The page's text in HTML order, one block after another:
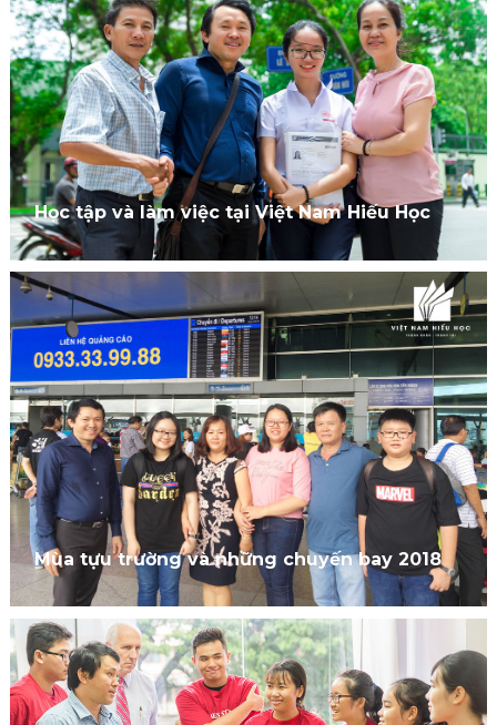
Học tập và làm việc tại Việt Nam Hiếu Học
Mùa tựu trường và những chuyến bay 2018